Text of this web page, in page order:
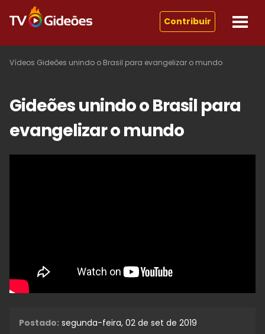
Contribuir
Vídeos Gideões unindo o Brasil para evangelizar o mundo
Gideões unindo o Brasil para
evangelizar o mundo
Postado: segunda-feira, 02 de set de 2019